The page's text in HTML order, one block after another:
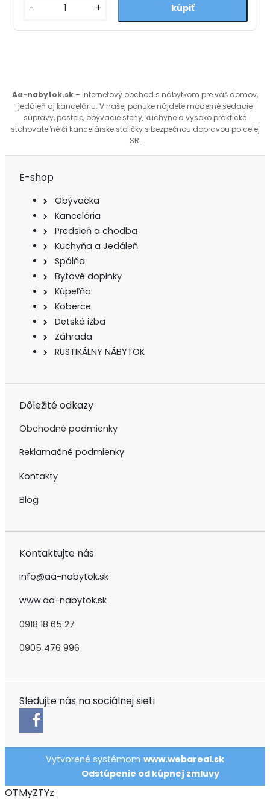
- +
Aa-nabytok.sk – Internetový obchod s nábytkom pre váš domov,
jedáleň aj kanceláriu. V našej ponuke nájdete moderné sedacie
súpravy, postele, obývacie steny, kuchyne a vysoko praktické
stohovateľné či kancelárske stoličky s bezpečnou dopravou po celej
SR.
E-shop
Obývačka
Kancelária
Predsieň a chodba
Kuchyňa a Jedáleň
Spálňa
Bytové doplnky
Kúpeľňa
Koberce
Detská izba
Záhrada
RUSTIKÁLNY NÁBYTOK
Dôležité odkazy
Obchodné podmienky
Reklamačné podmienky
Kontakty
Blog
Kontaktujte nás
info@aa-nabytok.sk
www.aa-nabytok.sk
0918 18 65 27
0905 476 996
Sledujte nás na sociálnej sieti
Vytvorené systémom www.webareal.sk
Odstúpenie od kúpnej zmluvy
OTMyZTYz